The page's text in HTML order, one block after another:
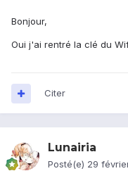
Bonjour,
Oui j'ai rentré la clé du
Citer
Lunairia
Posté(e) 29